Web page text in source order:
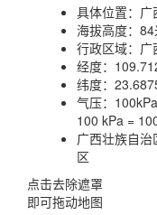
具体位置： 广
海拔高度：
行政区域： 广
经度：
纬度：
气压：
100 kPa =
广西壮族自
区
点击去除遮罩
即可拖动地图